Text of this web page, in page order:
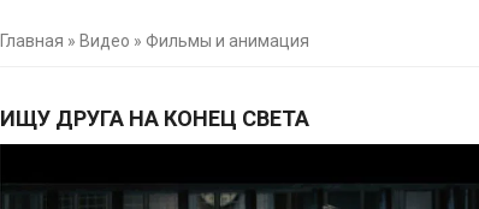
Главная » Видео » Фильмы и анимация
ИЩУ ДРУГА НА КОНЕЦ СВЕТА